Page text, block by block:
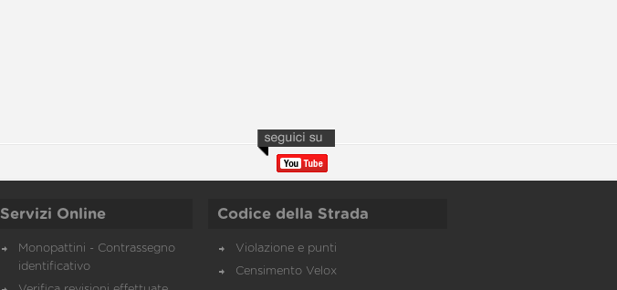
Servizi Online
Monopattini - Contrassegno
identificativo
Codice della Strada
Violazione e punti
Censimento Velox